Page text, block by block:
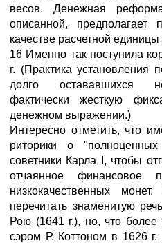
весов. Денежная
описанной, предполагает
качестве расчетной
16 Именно так поступила
г. (Практика установления
долго остававшихся
фактически жесткую
денежном выражении.)
Интересно отметить, что
риторики о "полноценных
советники Карла I, чтобы
отчаянное финансовое
низкокачественных
перечитать знаменитую
Рою (1641 г.), но, что более
сэром Р. Коттоном в 1626